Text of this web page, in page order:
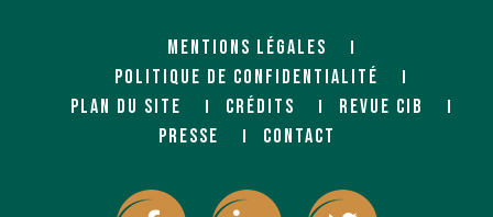
MENTIONS LÉGALES
POLITIQUE DE CONFIDENTIALITÉ
PLAN DU SITE
CRÉDITS
REVUE CIB
PRESSE
CONTACT